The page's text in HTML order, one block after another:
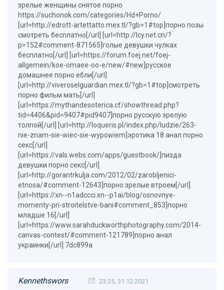
зрелые женщины снятое порно
https://suchonok.com/categories/Hd+Porno/
[url=http://edrott-artettatto.mex.tl/?gb=1#top]порно позы
смотреть бесплатно[/url] [url=http://lcy.net.cn/?
p=152#comment-871565]голые девушки чулках
бесплатно[/url] [url=https://forum.foej.net/foej-
allgemein/koe-omaee-oo-e/new/#new]русское
домашнее порно ебли[/url]
[url=http://viveroselguardian.mex.tl/?gb=1#top]смотреть
порно фильм мать[/url]
[url=https://mythandesoterica.cf/showthread.php?
tid=4406&pid=9407#pid9407]порно русскую зрелую
толпой[/url] [url=http://loqueris.pl/index.php/ludzie/263-
nie-znam-sie-wiec-sie-wypowiem]эротика 18 анал порно
секс[/url]
[url=https://vals.webs.com/apps/guestbook/]пизда
девушки порно секс[/url]
[url=http://gorantrkulja.com/2012/02/zarobljenici-
etnosa/#comment-12643]порно зрелые втроем[/url]
[url=https://xn--n1adccci.xn--p1ai/blog/osnovnye-
momenty-pri-stroitelstve-bani#comment_853]порно
младше 16[/url]
[url=https://www.sarahduckworthphotography.com/2014-
canvas-contest/#comment-121789]порно анал
украинки[/url] 7dc899a
Kennethswors 23:25, 31.12.2021